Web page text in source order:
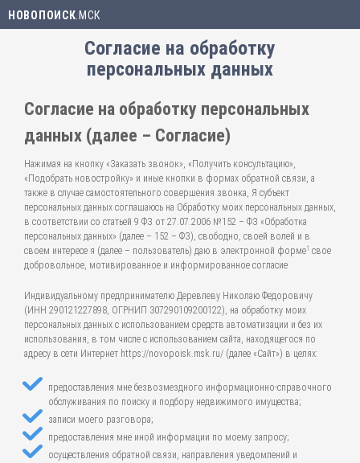
НОВОПОИСК .МСК
Согласие на обработку
персональных данных
Согласие на обработку персональных
данных (далее – Согласие)
Нажимая на кнопку «Заказать звонок», «Получить консультацию»,
«Подобрать новостройку» и иные кнопки в формах обратной связи, а
также в случае самостоятельного совершения звонка, Я субъект
персональных данных соглашаюсь на Обработку моих персональных данных,
в соответствии со статьей 9 ФЗ от 27.07.2006 №152 – ФЗ «Обработка
персональных данных» (далее – 152 – ФЗ), свободно, своей волей и в
своем интересе я (далее – пользователь) даю в электронной форме1 свое
добровольное, мотивированное и информированное согласие
Индивидуальному предпринимателю Деревлеву Николаю Федоровичу
(ИНН 290121227898, ОГРНИП 307290109200122), на обработку моих
персональных данных с использованием средств автоматизации и без их
использования, в том числе с использованием сайта, находящегося по
адресу в сети Интернет https://novopoisk.msk.ru/ (далее «Сайт») в целях:
предоставления мне безвозмездного информационно-справочного
обслуживания по поиску и подбору недвижимого имущества;
записи моего разговора;
предоставления мне иной информации по моему запросу;
осуществления обратной связи, направления уведомлений и